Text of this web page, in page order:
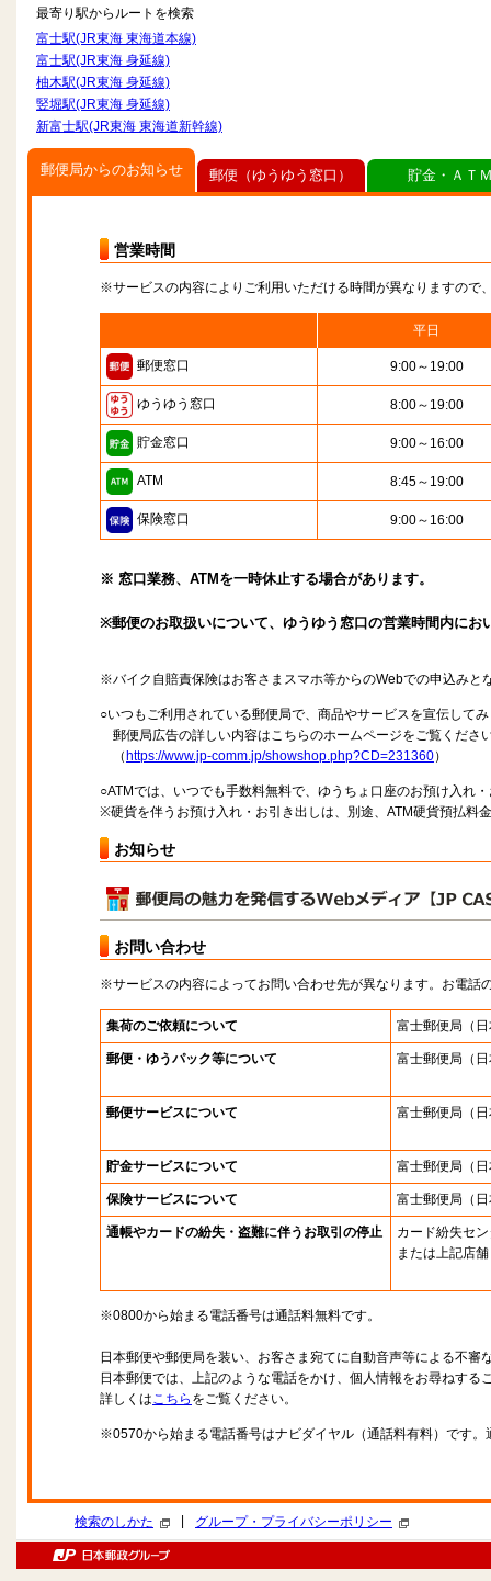
最寄り駅からルートを検索
富士駅(JR東海 東海道本線)
富士駅(JR東海 身延線)
柚木駅(JR東海 身延線)
竪堀駅(JR東海 身延線)
新富士駅(JR東海 東海道新幹線)
郵便局からのお知らせ
営業時間
※サービスの内容によりご利用いただける時間が異なりますので
平日
郵便窓口 9:00～19:00
ゆうゆう窓口 8:00～19:00
貯金窓口 9:00～16:00
ATM 8:45～19:00
保険窓口 9:00～16:00
※ 窓口業務、ATMを一時休止する場合があります。
※郵便のお取扱いについて、ゆうゆう窓口の営業時間内に
※バイク自賠責保険はお客さまスマホ等からのWebでの申込みと
○いつもご利用されている郵便局で、商品やサービスを宣伝して
郵便局広告の詳しい内容はこちらのホームページをご覧くださ
（ https://www.jp-comm.jp/showshop.php?CD=231360）
○ATMでは、いつでも手数料無料で、ゆうちょ口座のお預け入れ
※硬貨を伴うお預け入れ・お引き出しは、別途、ATM硬貨預払料
お知らせ
お問い合わせ
※サービスの内容によってお問い合わせ先が異なります。お電話
集荷のご依頼について 富士郵便局 （
郵便・ゆうパック等について 富士郵便局 （
郵便サービスについて 富士郵便局 （
貯金サービスについて 富士郵便局 （
保険サービスについて 富士郵便局 （
通帳やカードの紛失・盗難に伴うお取引の停止
カード紛失セ
または上記店舗
※0800から始まる電話番号は通話料無料です。
日本郵便や郵便局を装い、お客さま宛てに自動音声等による不審
日本郵便では、上記のような電話をかけ、個人情報をお尋ねする
詳しくはこちら をご覧ください。
※0570から始まる電話番号はナビダイヤル（通話料有料）です
郵便（ゆうゆう窓口） 貯金・ＡＴ
検索のしかた グループ・プライバシーポリシー